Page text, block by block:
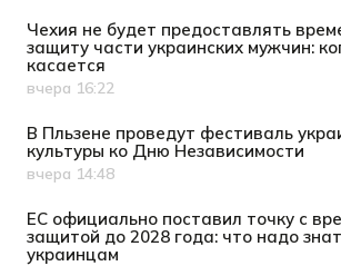
Чехия не будет предоставлять
защиту части украинских мужчин:
касается
Дата публикации
вчера 16:22
В Пльзене проведут фестиваль
культуры ко Дню Независимости
Дата публикации
вчера 14:48
ЕС официально поставил точку с
защитой до 2028 года: что надо
украинцам